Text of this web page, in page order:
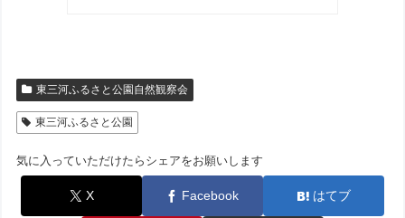
東三河ふるさと公園自然観察会
東三河ふるさと公園
気に入っていただけたらシェアをお願いします
X Facebook はてブ